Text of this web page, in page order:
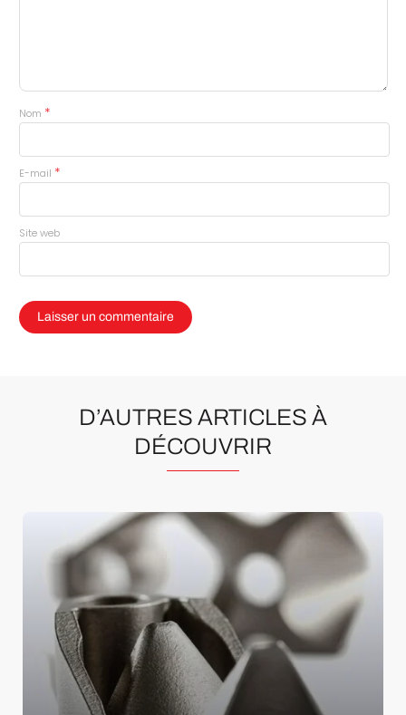
Nom *
E-mail *
Site web
D’AUTRES ARTICLES À
DÉCOUVRIR